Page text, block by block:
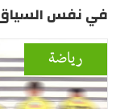
في نفس
رياضة